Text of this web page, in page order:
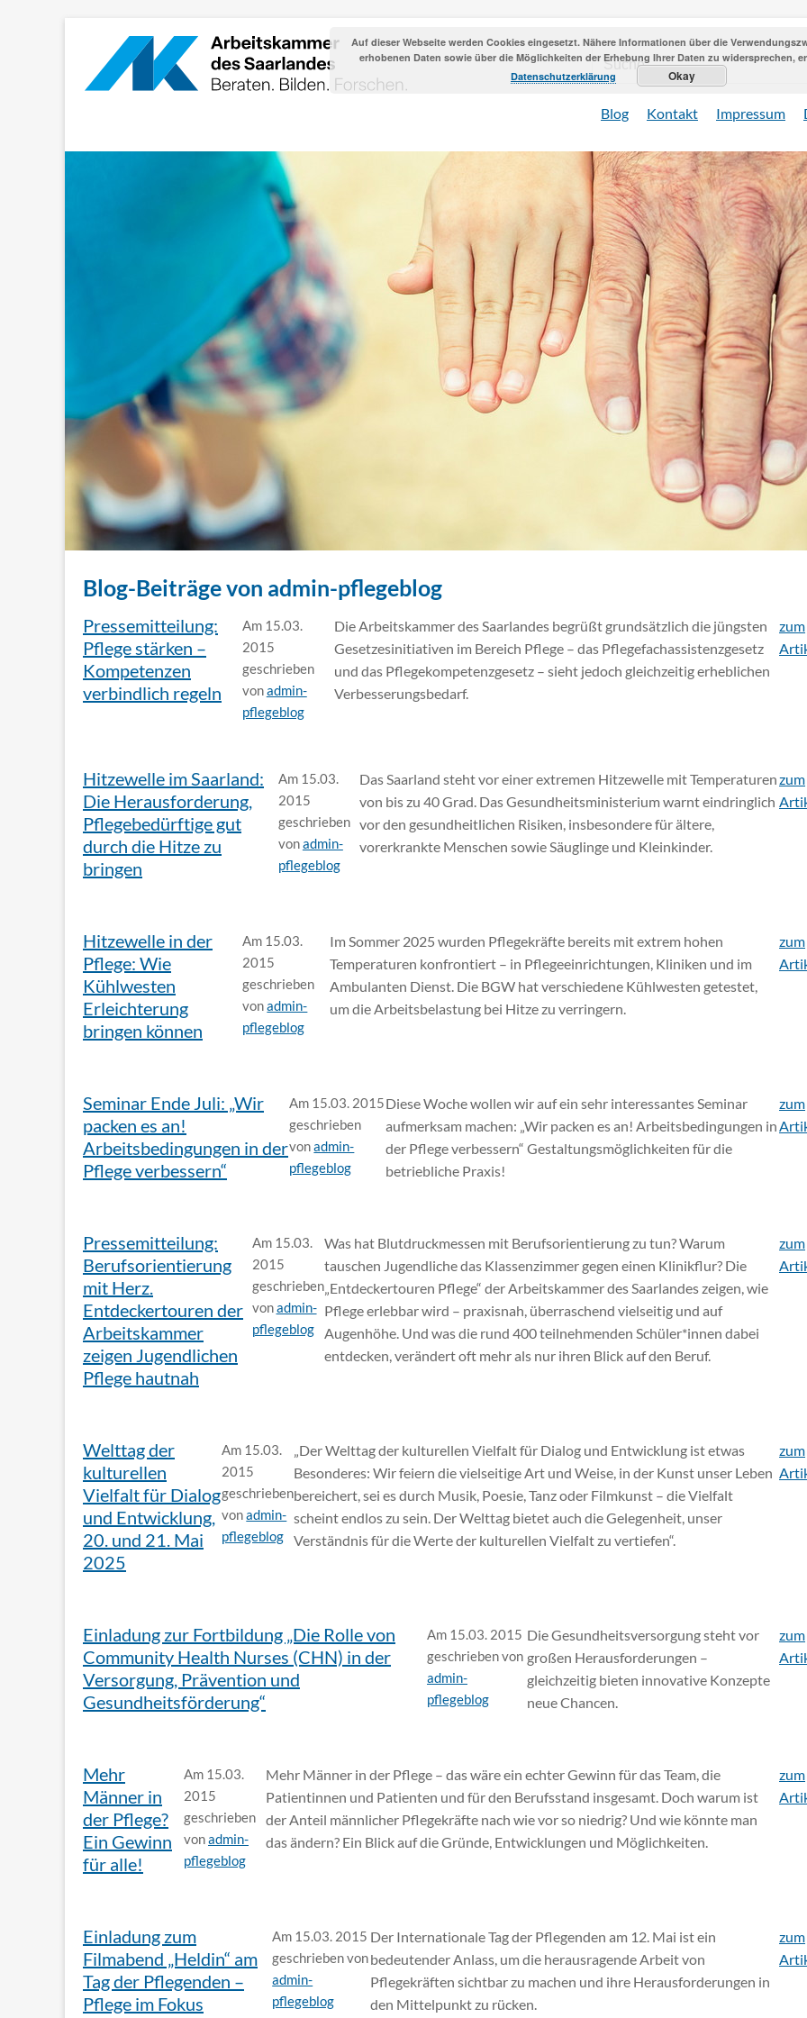
Blog Kontakt Impressum
Blog-Beiträge von admin-pflegeblog
Pressemitteilung:
Pflege stärken –
Kompetenzen
verbindlich regeln
Am 15.03.
2015
geschrieben
vonadmin-
pflegeblog
Die Arbeitskammer des Saarlandes begrüßt grundsätzlich die jüngsten
Gesetzesinitiativen im Bereich Pflege – das Pflegefachassistenzgesetz
und das Pflegekompetenzgesetz – sieht jedoch gleichzeitig erheblichen
Verbesserungsbedarf.
zum
Hitzewelle im Saarland:
Die Herausforderung,
Pflegebedürftige gut
durch die Hitze zu
bringen
Am 15.03.
2015
geschrieben
vonadmin-
pflegeblog
Das Saarland steht vor einer extremen Hitzewelle mit Temperaturen
von bis zu 40 Grad. Das Gesundheitsministerium warnt eindringlich
vor den gesundheitlichen Risiken, insbesondere für ältere,
vorerkrankte Menschen sowie Säuglinge und Kleinkinder.
zum
Hitzewelle in der
Pflege: Wie
Kühlwesten
Erleichterung
bringen können
Am 15.03.
2015
geschrieben
vonadmin-
pflegeblog
Im Sommer 2025 wurden Pflegekräfte bereits mit extrem hohen
Temperaturen konfrontiert – in Pflegeeinrichtungen, Kliniken und im
Ambulanten Dienst. Die BGW hat verschiedene Kühlwesten getestet,
um die Arbeitsbelastung bei Hitze zu verringern.
zum
Seminar Ende Juli: „Wir
packen es an!
Arbeitsbedingungen in der
Pflege verbessern“
Am 15.03. 2015
geschrieben
vonadmin-
pflegeblog
Diese Woche wollen wir auf ein sehr interessantes Seminar
aufmerksam machen: „Wir packen es an! Arbeitsbedingungen in
der Pflege verbessern“ Gestaltungsmöglichkeiten für die
betriebliche Praxis!
zum
Pressemitteilung:
Berufsorientierung
mit Herz.
Entdeckertouren der
Arbeitskammer
zeigen Jugendlichen
Pflege hautnah
Am 15.03.
2015
geschrieben
vonadmin-
pflegeblog
Was hat Blutdruckmessen mit Berufsorientierung zu tun? Warum
tauschen Jugendliche das Klassenzimmer gegen einen Klinikflur? Die
„Entdeckertouren Pflege“ der Arbeitskammer des Saarlandes zeigen, wie
Pflege erlebbar wird – praxisnah, überraschend vielseitig und auf
Augenhöhe. Und was die rund 400 teilnehmenden Schüler*innen dabei
entdecken, verändert oft mehr als nur ihren Blick auf den Beruf.
zum
Welttag der
kulturellen
Vielfalt für Dialog
und Entwicklung,
20. und 21. Mai
2025
Am 15.03.
2015
geschrieben
vonadmin-
pflegeblog
„Der Welttag der kulturellen Vielfalt für Dialog und Entwicklung ist etwas
Besonderes: Wir feiern die vielseitige Art und Weise, in der Kunst unser Leben
bereichert, sei es durch Musik, Poesie, Tanz oder Filmkunst – die Vielfalt
scheint endlos zu sein. Der Welttag bietet auch die Gelegenheit, unser
Verständnis für die Werte der kulturellen Vielfalt zu vertiefen“.
zum
Einladung zur Fortbildung „Die Rolle von
Community Health Nurses (CHN) in der
Versorgung, Prävention und
Gesundheitsförderung“
Am 15.03. 2015
geschrieben von
admin-
pflegeblog
Die Gesundheitsversorgung steht vor
großen Herausforderungen –
gleichzeitig bieten innovative Konzepte
neue Chancen.
zum
Mehr
Männer in
der Pflege?
Ein Gewinn
für alle!
Am 15.03.
2015
geschrieben
vonadmin-
pflegeblog
Mehr Männer in der Pflege – das wäre ein echter Gewinn für das Team, die
Patientinnen und Patienten und für den Berufsstand insgesamt. Doch warum ist
der Anteil männlicher Pflegekräfte nach wie vor so niedrig? Und wie könnte man
das ändern? Ein Blick auf die Gründe, Entwicklungen und Möglichkeiten.
zum
Einladung zum
Filmabend „Heldin“ am
Tag der Pflegenden –
Pflege im Fokus
Am 15.03. 2015
geschrieben von
admin-
pflegeblog
Der Internationale Tag der Pflegenden am 12. Mai ist ein
bedeutender Anlass, um die herausragende Arbeit von
Pflegekräften sichtbar zu machen und ihre Herausforderungen in
den Mittelpunkt zu rücken.
zum
Auf dieser Webseite werden Cookies eingesetzt. Nähere Informationen über die
erhobenen Daten sowie über die Möglichkeiten der Erhebung Ihrer Daten zu widersprechen,
Datenschutzerklärung
Okay